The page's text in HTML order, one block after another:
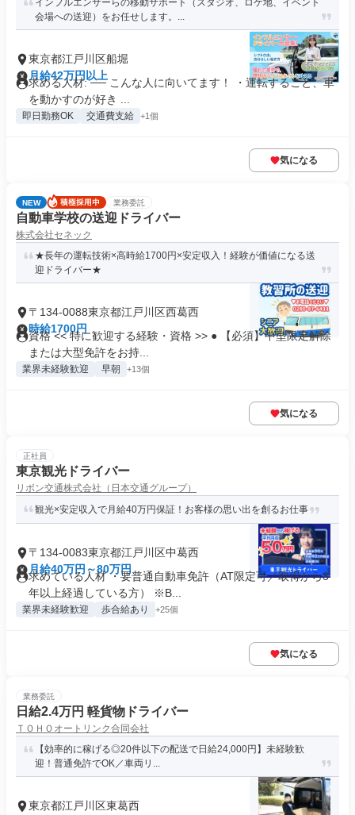
インフルエンサーらの移動サポート（スタジオ、ロケ地、イベント
会場への送迎）をお任せします。...
東京都江戸川区船堀
月給42万円以上
求める人材: ── こんな人に向いてます！ ・運転すること、車
を動かすのが好き ...
即日勤務OK 交通費支給 +1個
気になる
NEW 業務委託
自動車学校の送迎ドライバー
株式会社セネック
★長年の運転技術×高時給1700円×安定収入！経験が価値になる送
迎ドライバー★
〒134-0088東京都江戸川区西葛西
時給1700円
資格 << 特に歓迎する経験・資格 >> ● 【必須】中型限定解除
または大型免許をお持...
業界未経験歓迎 早朝 +13個
気になる
正社員
東京観光ドライバー
リボン交通株式会社（日本交通グループ）
観光×安定収入で月給40万円保証！お客様の思い出を創るお仕事
〒134-0083東京都江戸川区中葛西
月給40万円～80万円
求めている人材 ・要普通自動車免許（AT限定可／取得から3
年以上経過している方） ※B...
業界未経験歓迎 歩合給あり +25個
気になる
業務委託
日給2.4万円 軽貨物ドライバー
ＴＯＨＯオートリンク合同会社
【効率的に稼げる◎20件以下の配送で日給24,000円】未経験歓
迎！普通免許でOK／車両リ...
東京都江戸川区東葛西